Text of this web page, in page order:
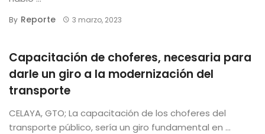
By Reporte 3 marzo, 2023
Capacitación de choferes, necesaria para
darle un giro a la modernización del
transporte
CELAYA, GTO; La capacitación de los choferes del
transporte público, sería un giro fundamental en ...